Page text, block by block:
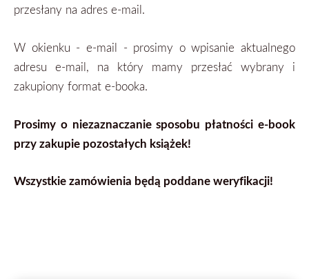
przesłany na adres e-mail.
W okienku - e-mail - prosimy o wpisanie aktualnego
adresu e-mail, na który mamy przesłać wybrany i
zakupiony format e-booka.
Prosimy o niezaznaczanie sposobu płatności e-book
przy zakupie pozostałych książek!
Wszystkie zamówienia będą poddane weryfikacji!